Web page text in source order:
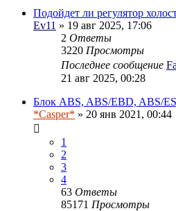
Подойдет ли регулятор
Ev11 » 19 авг 2025, 17:06
2 Ответы
3220 Просмотры
Последнее сообщение
21 авг 2025, 00:28
Блок ABS, ABS/EBD, ABS/
*Casper* » 20 янв 2021, 00:44
1
2
3
4
63 Ответы
85171 Просмотры